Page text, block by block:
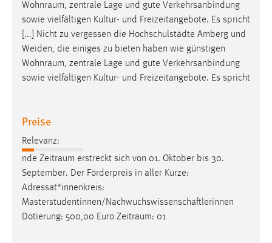
Wohnraum, zentrale Lage und gute Verkehrsanbindung
sowie vielfältigen Kultur- und Freizeitangebote. Es spricht
[...] Nicht zu vergessen die Hochschulstädte Amberg und
Weiden, die einiges zu bieten haben wie günstigen
Wohnraum, zentrale Lage und gute Verkehrsanbindung
sowie vielfältigen Kultur- und Freizeitangebote. Es spricht
Preise
Relevanz:
nde Zeitraum erstreckt sich von 01. Oktober bis 30.
September. Der Förderpreis in aller Kürze:
Adressat*innenkreis:
Masterstudentinnen/Nachwuchswissenschaftlerinnen
Dotierung: 500,00 Euro Zeitraum: 01